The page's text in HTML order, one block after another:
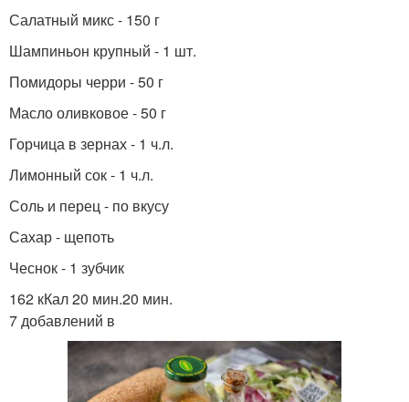
Салатный микс - 150 г
Шампиньон крупный - 1 шт.
Помидоры черри - 50 г
Масло оливковое - 50 г
Горчица в зернах - 1 ч.л.
Лимонный сок - 1 ч.л.
Соль и перец - по вкусу
Сахар - щепоть
Чеснок - 1 зубчик
162 кКал 20 мин.20 мин.
7 добавлений в